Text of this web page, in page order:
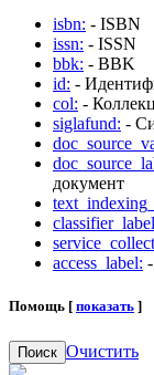
isbn: - ISBN
issn: - ISSN
bbk: - BBK
id: -
col: -
siglafund: -
документ
access_label:
Помощь [ показать ]
Поиск Очистить